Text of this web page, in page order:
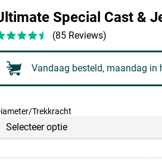
Special Cast &
(85 Reviews)
Vandaag besteld, maandag in
Trekkracht